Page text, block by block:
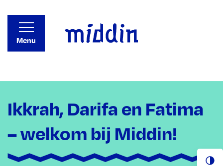
Menu
Ikkrah, Darifa en Fatima
– welkom bij Middin!